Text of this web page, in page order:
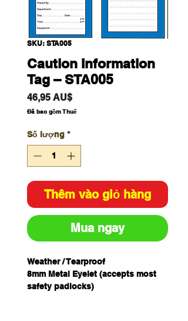
SKU: STA005
Caution Information
Tag – STA005
46,95 AU$Giá
Đã bao gồm Thuế
Số lượng *
Thêm vào giỏ hàng
Mua ngay
Weather / Tearproof
8mm Metal Eyelet (accepts most
safety padlocks)